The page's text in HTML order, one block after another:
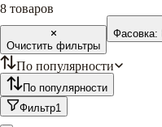
8 товаров
Очистить фильтры
Фасовка:
По популярности
По популярности
Фильтр1